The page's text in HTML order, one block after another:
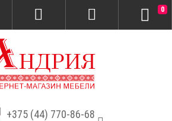
+375 (44) 770-86-68
0